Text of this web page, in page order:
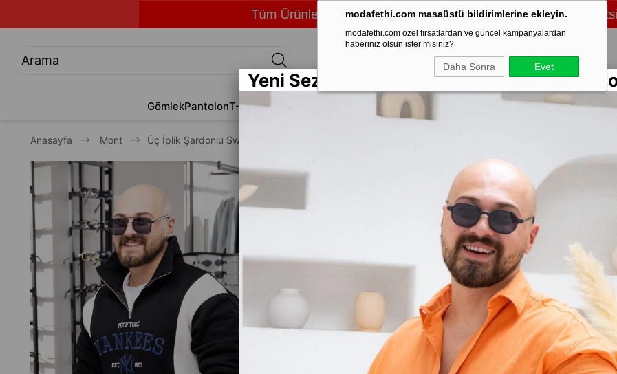
modafethi.com masaüstü bildirimlerine ekleyin.
modafethi.com özel fırsatlardan ve güncel kampanyalardan
haberiniz olsun ister misiniz?
Daha Sonra Evet
GömlekPantolonT-ShirtJean Eşofman Ayakkabı Mevsimlik Mont & Kaban
Anasayfa Mont Üç İplik Şardonlu Sweatshirt (K-SWT24)
Üç İplik
İndirim
Yeni Sezon Rengarenk Keten Gömlekler